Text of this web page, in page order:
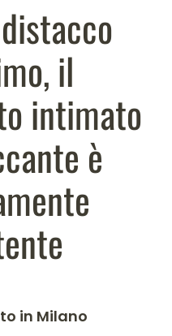
il
intimato
è
in Milano